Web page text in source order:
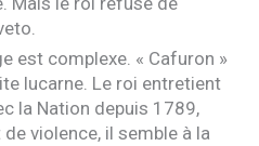
est complexe. « Cafuron »
lucarne. Le roi entretient
la Nation depuis 1789,
violence, il semble à la